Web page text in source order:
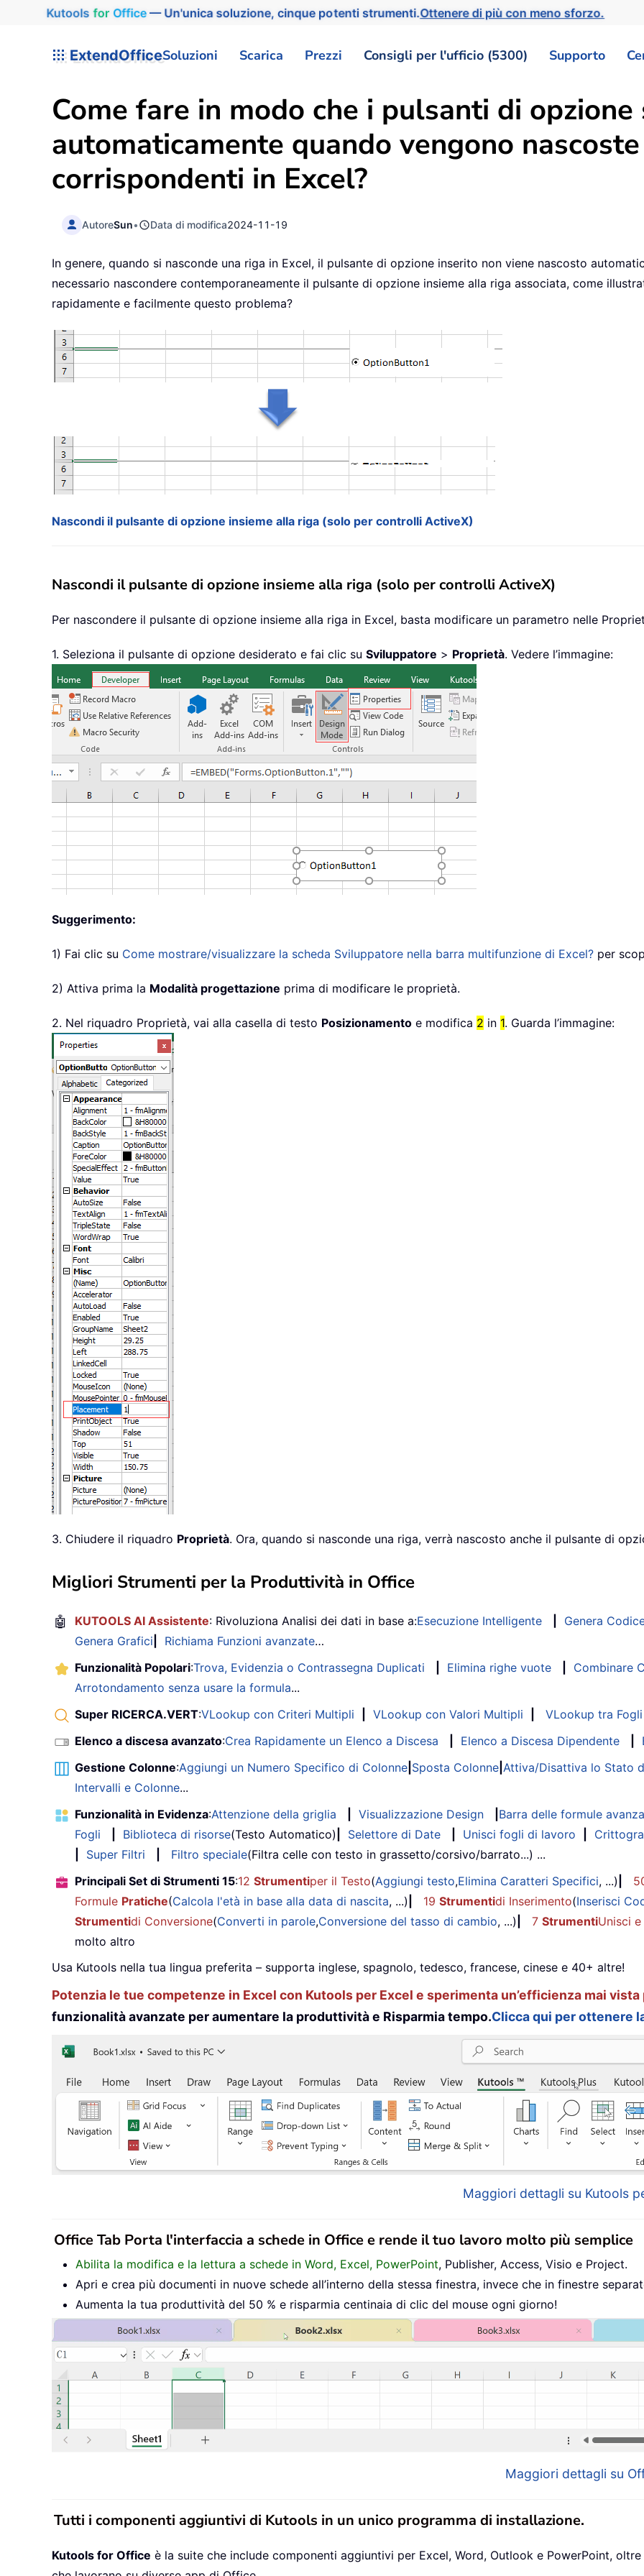
Kutools for Office— Un'unica soluzione, cinque potenti strumenti.Ottenere di più con meno sforzo.
ExtendOfficeSoluzioni Scarica Prezzi Consigli per l'ufficio (5300) Supporto
Come fare in modo che i pulsanti di opzione
automaticamente quando vengono
corrispondenti in Excel?
AutoreSun• Data di modifica2024-11-19
In genere, quando si nasconde una riga in Excel, il pulsante di opzione inserito non viene nascosto
necessario nascondere contemporaneamente il pulsante di opzione insieme alla riga associata, come
rapidamente e facilmente questo problema?
Nascondi il pulsante di opzione insieme alla riga (solo per controlli ActiveX)
Nascondi il pulsante di opzione insieme alla riga (solo per controlli ActiveX)
Per nascondere il pulsante di opzione insieme alla riga in Excel, basta modificare un parametro nelle
1. Seleziona il pulsante di opzione desiderato e fai clic su Sviluppatore > Proprietà. Vedere l’immagine:
Suggerimento:
1) Fai clic su Come mostrare/visualizzare la scheda Sviluppatore nella barra multifunzione di Excel? per
2) Attiva prima la Modalità progettazione prima di modificare le proprietà.
2. Nel riquadro Proprietà, vai alla casella di testo Posizionamento e modifica 2 in 1. Guarda l’immagine:
3. Chiudere il riquadro Proprietà. Ora, quando si nasconde una riga, verrà nascosto anche il pulsante di
Migliori Strumenti per la Produttività in Office
🤖 KUTOOLS AI Assistente: Rivoluziona Analisi dei dati in base a:Esecuzione Intelligente
Genera
Genera Grafici
Richiama Funzioni avanzate…
Funzionalità Popolari:Trova, Evidenzia o Contrassegna Duplicati Elimina righe vuote
Combinare
Arrotondamento senza usare la formula...
Super RICERCA.VERT:VLookup con Criteri Multipli VLookup con Valori Multipli
VLookup tra
Elenco a discesa avanzato:Crea Rapidamente un Elenco a Discesa Elenco a Discesa Dipendente
Gestione Colonne:Aggiungi un Numero Specifico di Colonne Sposta Colonne Attiva/Disattiva lo Stato
Intervalli e Colonne...
Funzionalità in Evidenza:Attenzione della griglia Visualizzazione Design
Barra delle formule
Fogli
Biblioteca di risorse(Testo Automatico) Selettore di Date Unisci fogli di lavoro
Super Filtri Filtro speciale(Filtra celle con testo in grassetto/corsivo/barrato...) ...
Principali Set di Strumenti 15:12 Strumentiper il Testo(Aggiungi testo,Elimina Caratteri Specifici, ...)
Formule Pratiche(Calcola l'età in base alla data di nascita, ...) 19 Strumentidi Inserimento(Inserisci
Strumentidi Conversione(Converti in parole,Conversione del tasso di cambio, ...) 7 StrumentiUnisci
molto altro
Usa Kutools nella tua lingua preferita – supporta inglese, spagnolo, tedesco, francese, cinese e 40+ altre!
Potenzia le tue competenze in Excel con Kutools per Excel e sperimenta un’efficienza mai vista
funzionalità avanzate per aumentare la produttività e Risparmia tempo.Clicca qui per ottenere
Maggiori dettagli su Kutools
Office Tab Porta l'interfaccia a schede in Office e rende il tuo lavoro molto più semplice
Abilita la modifica e la lettura a schede in Word, Excel, PowerPoint, Publisher, Access, Visio e Project.
Apri e crea più documenti in nuove schede all’interno della stessa finestra, invece che in finestre
Aumenta la tua produttività del 50 % e risparmia centinaia di clic del mouse ogni giorno!
Maggiori dettagli su
Tutti i componenti aggiuntivi di Kutools in un unico programma di installazione.
Kutools for Office è la suite che include componenti aggiuntivi per Excel, Word, Outlook e PowerPoint,